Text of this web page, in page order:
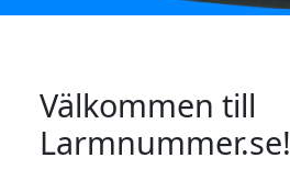
Välkommen till
Larmnummer.se!